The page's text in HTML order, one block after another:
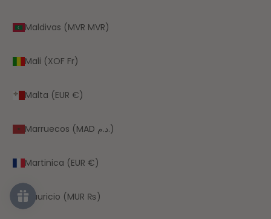
Maldivas (MVR MVR)
Mali (XOF Fr)
Malta (EUR €)
Marruecos (MAD د.م.)
Martinica (EUR €)
Mauricio (MUR ₨)